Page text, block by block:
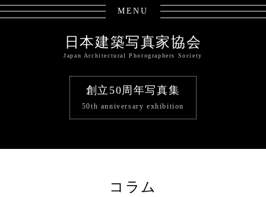
MENU
日本建築写真家協会
Japan Architectural Photographers Society
創立50周年写真集
50th anniversary exhibition
コラム